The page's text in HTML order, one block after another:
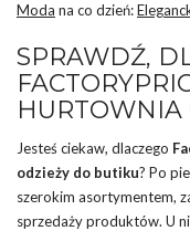
Moda na co dzień:
SPRAWDŹ,
HURTOWNIA
Jesteś ciekaw, dlaczego
odzieży do butiku? Po
szerokim asortymentem,
sprzedaży produktów. U